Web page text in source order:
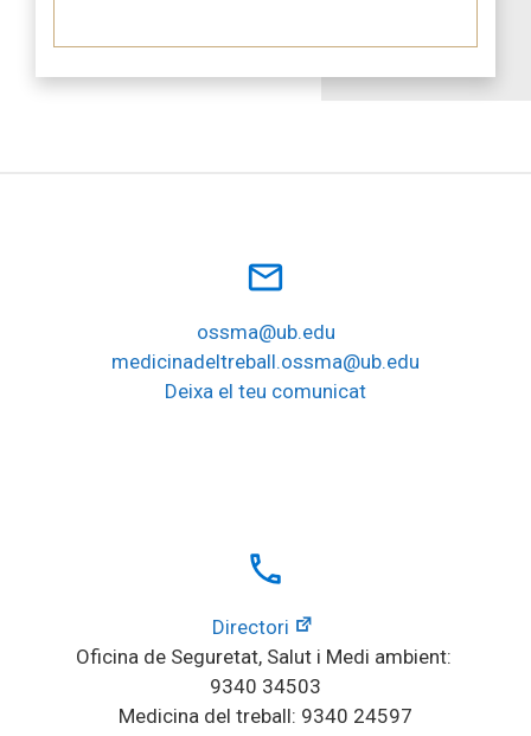
mail_outline
ossma@ub.edu
medicinadeltreball.ossma@ub.edu
Deixa el teu comunicat
local_phone
Directori
Oficina de Seguretat, Salut i Medi ambient:
9340 34503
Medicina del treball: 9340 24597